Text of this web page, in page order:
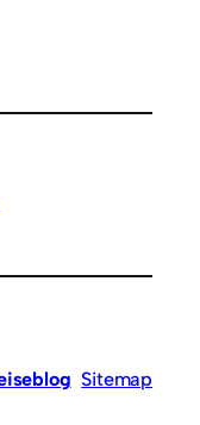
Sitemap